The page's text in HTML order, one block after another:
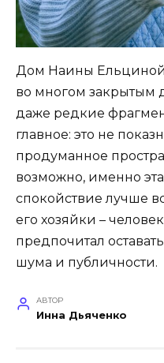
Дом Наины Ельциной
во многом закрытым
даже редкие
главное: это не
продуманное
возможно, именно
спокойствие лучше
его хозяйки –
предпочитал
шума и публичности.
АВТОР
Инна Дьяченко